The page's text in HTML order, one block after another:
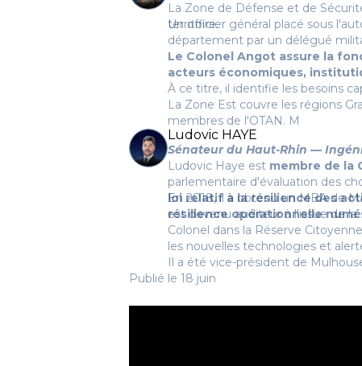
La Zone de Défense et de
territoire.
Un officier général placé sous
département par un délégué
Le Colonel Angot assure la
acteurs économiques,
À ce titre, il identifie les besoins
La Zone Est couvre les régions
membres de l'OTAN. M
Ludovic HAYE
Sénateur du Haut-Rhin —
Ludovic Haye est membre de la
parlementaire d'évaluation des
loi relatif à la résilience des
résilience opérationnelle
En 2018, il a obtenu un MBA de
est devenu auditeur à l'issue de
Colonel dans la Réserve
les nouvelles technologies et
Il a été vice-président de
Publié le 18 juin